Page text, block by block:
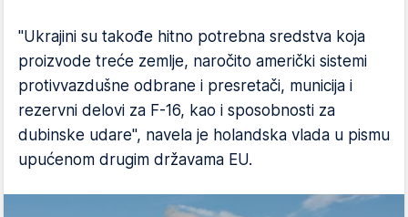
"Ukrajini su takođe hitno potrebna sredstva koja
proizvode treće zemlje, naročito američki sistemi
protivvazdušne odbrane i presretači, municija i
rezervni delovi za F-16, kao i sposobnosti za
dubinske udare", navela je holandska vlada u pismu
upućenom drugim državama EU.